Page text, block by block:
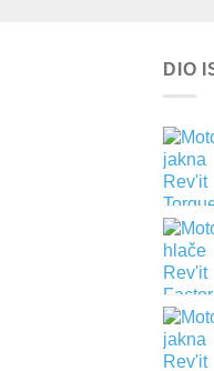
DIO